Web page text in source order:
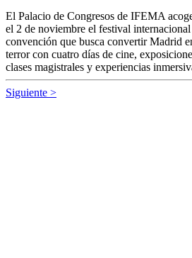
El Palacio de Congresos de IFEMA
el 2 de noviembre el festival
convención que busca convertir Madrid
terror con cuatro días de cine,
clases magistrales y experiencias
Siguiente >